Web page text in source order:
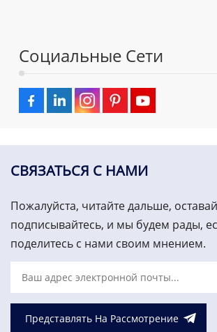
Социальные Сети
СВЯЗАТЬСЯ С НАМИ
Пожалуйста, читайте дальше,
подписывайтесь, и мы будем рады,
поделитесь с нами своим мнением.
Представлять На Рассмотрение